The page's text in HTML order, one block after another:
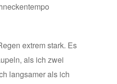
extrem stark. Es
als ich zwei
langsamer als ich